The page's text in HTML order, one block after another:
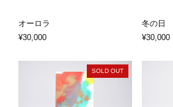
オーロラ
¥30,000
冬の日
¥30,000
SOLD OUT